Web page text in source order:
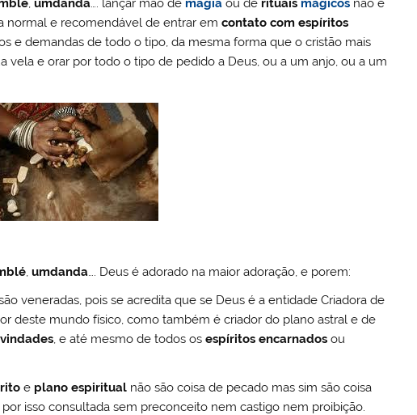
,umdanda…. lançar mão de magia ou de rituais mágicos não é
normal e recomendável de entrar emcontato com espíritos
e demandas de todo o tipo, da mesma forma que o cristão mais
vela e orar por todo o tipo de pedido a Deus, ou a um anjo, ou a um
,umdanda…. Deus é adorado na maior adoração, e porem:
veneradas, pois se acredita que se Deus é a entidade Criadora de
deste mundo físico, como também é criador do plano astral e de
, e até mesmo de todos osespíritos encarnados ou
e plano espiritual não são coisa de pecado mas sim são coisa
isso consultada sem preconceito nem castigo nem proibição.